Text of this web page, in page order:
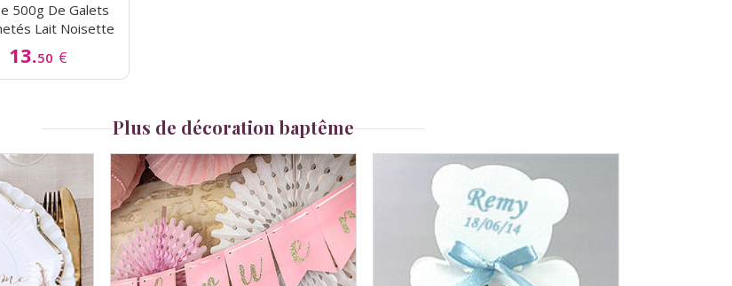
500g De Galets
Lait Noisette
13.50 €
Plus de décoration baptême